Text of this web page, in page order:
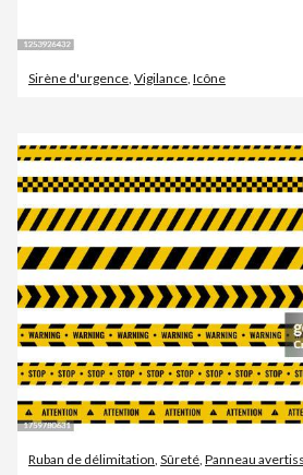
Sirène d'urgence Vigilance Icône
Ruban de délimitation, Sûreté, Panneau